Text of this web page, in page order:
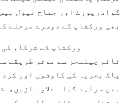
گوادرپورٹ اور جناح نیول
بھی ورکشاپ کے دوسرے مرحلے
ورکشاپ کے شرکاء کی
ٹائم چیلنجز سے موثر طریقے
پاک بحریہ کی کاوشوں اور
میں سراہا گیا۔ علاوہ ازیں،